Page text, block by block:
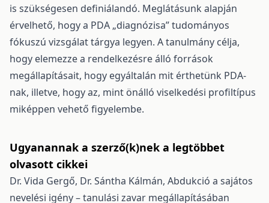
is szükségesen definiálandó. Meglátásunk alapján
érvelhető, hogy a PDA „diagnózisa” tudományos
fókuszú vizsgálat tárgya legyen. A tanulmány célja,
hogy elemezze a rendelkezésre álló források
megállapításait, hogy egyáltalán mit érthetünk PDA-
nak, illetve, hogy az, mint önálló viselkedési profiltípus
miképpen vehető figyelembe.
Ugyanannak a szerző(k)nek a legtöbbet
olvasott cikkei
Dr. Vida Gergő, Dr. Sántha Kálmán, Abdukció a sajátos
nevelési igény – tanulási zavar megállapításában